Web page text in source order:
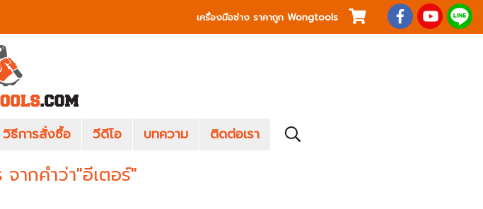
เครื่องมือช่าง ราคาถูก Wongtools
วิธีการสั่งซื้อ วีดีโอ บทความ ติดต่อเรา
ากคำว่า"อีเตอร์"